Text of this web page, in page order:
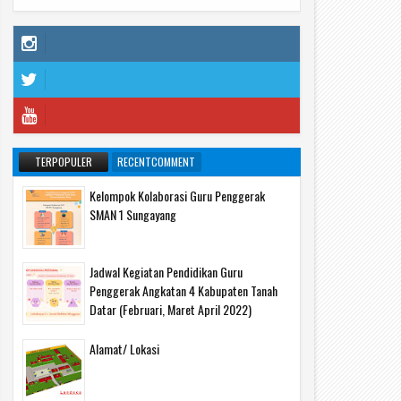
Nov
TERPOPULER RECENTCOMMENT
Kelompok Kolaborasi Guru Penggerak
SMAN 1 Sungayang
Jadwal Kegiatan Pendidikan Guru
Penggerak Angkatan 4 Kabupaten Tanah
Datar (Februari, Maret April 2022)
Alamat/ Lokasi